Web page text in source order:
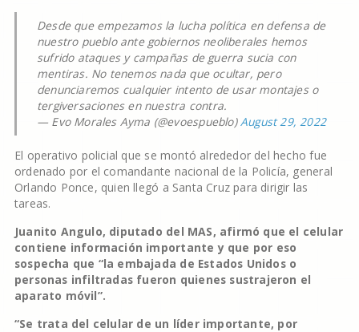
Desde que empezamos la lucha política en defensa de
nuestro pueblo ante gobiernos neoliberales hemos
sufrido ataques y campañas de guerra sucia con
mentiras. No tenemos nada que ocultar, pero
denunciaremos cualquier intento de usar montajes o
tergiversaciones en nuestra contra.
— Evo Morales Ayma (@evoespueblo)August 29, 2022
El operativo policial que se montó alrededor del hecho fue
ordenado por el comandante nacional de la Policía, general
Orlando Ponce, quien llegó a Santa Cruz para dirigir las
tareas.
Juanito Angulo, diputado del MAS, afirmó que el celular
contiene información importante y que por eso
sospecha que “la embajada de Estados Unidos o
personas infiltradas fueron quienes sustrajeron el
aparato móvil”.
“Se trata del celular de un líder importante, por